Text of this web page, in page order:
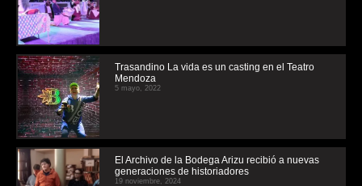
Trasandino La vida es un casting en el Teatro
Mendoza
5 mayo, 2022
El Archivo de la Bodega Arizu recibió a nuevas
generaciones de historiadores
19 noviembre, 2024